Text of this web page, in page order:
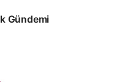
Gündemi